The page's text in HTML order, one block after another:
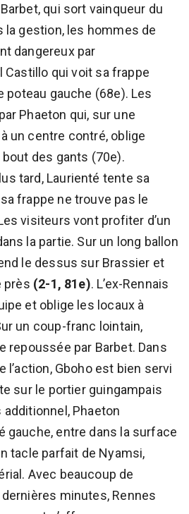
qui sort vainqueur du
la gestion, les hommes de
dangereux par
Castillo qui voit sa frappe
gauche (68e). Les
Phaeton qui, sur une
un centre contré, oblige
des gants (70e).
tard, Laurienté tente sa
frappe ne trouve pas le
visiteurs vont profiter d’un
la partie. Sur un long ballon
le dessus sur Brassier et
près (2-1, 81e). L’ex-Rennais
et oblige les locaux à
un coup-franc lointain,
repoussée par Barbet. Dans
l’action, Gboho est bien servi
sur le portier guingampais
Phaeton
gauche, entre dans la surface
tacle parfait de Nyamsi,
Avec beaucoup de
minutes, Rennes